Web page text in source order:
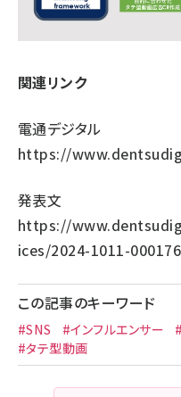
関連リンク
電通デジタル
https://
発表文
https://
ices/2024-1011-000176
この記事のキーワード
#SNS #インフルエンサー
#タテ型動画